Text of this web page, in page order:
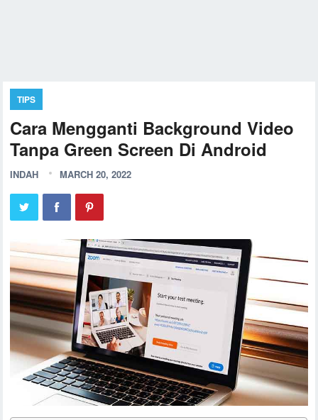
TIPS
Cara Mengganti Background Video
Tanpa Green Screen Di Android
INDAH MARCH 20, 2022